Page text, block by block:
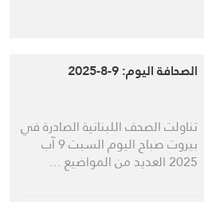
الصحافة اليوم: 9-8-2025
تناولت الصحف اللبنانية الصادرة في
بيروت صباح اليوم السبت 9 آب
2025 العديد من المواضيع …